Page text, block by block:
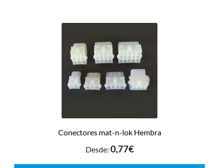
Conectores mat-n-lok Hembra
Desde: 0,77€